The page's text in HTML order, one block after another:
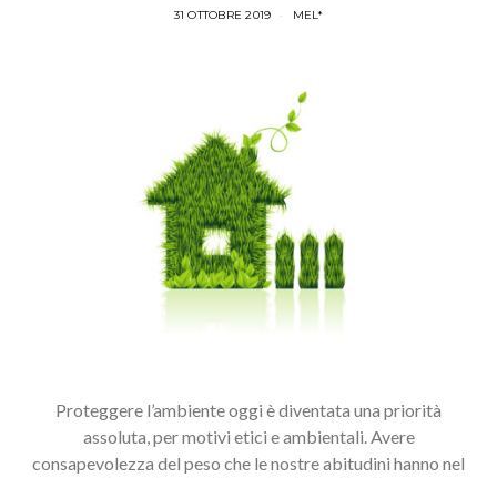
31 OTTOBRE 2019 MEL*
Proteggere l’ambiente oggi è diventata una priorità
assoluta, per motivi etici e ambientali. Avere
consapevolezza del peso che le nostre abitudini hanno nel